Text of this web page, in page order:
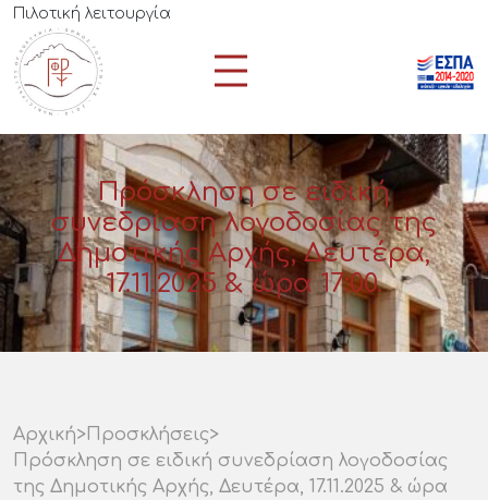
Πιλοτική λειτουργία
Πρόσκληση σε ειδική
συνεδρίαση λογοδοσίας της
Δημοτικής Αρχής, Δευτέρα,
17.11.2025 & ώρα 17:00.
Αρχική>Προσκλήσεις>
Πρόσκληση σε ειδική συνεδρίαση λογοδοσίας
της Δημοτικής Αρχής, Δευτέρα, 17.11.2025 & ώρα